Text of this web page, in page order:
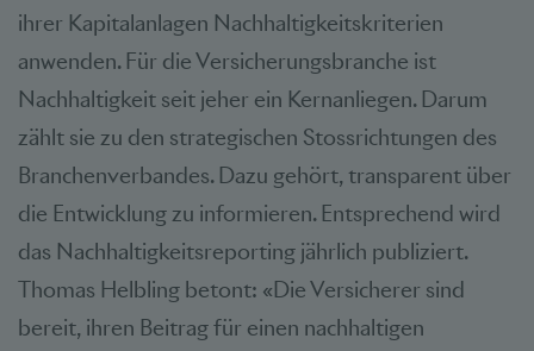
ihrer Kapitalanlagen Nachhaltigkeitskriterien
anwenden. Für die Versicherungsbranche ist
Nachhaltigkeit seit jeher ein Kernanliegen. Darum
zählt sie zu den strategischen Stossrichtungen des
Branchenverbandes. Dazu gehört, transparent über
die Entwicklung zu informieren. Entsprechend wird
das Nachhaltigkeitsreporting jährlich publiziert.
Thomas Helbling betont: «Die Versicherer sind
bereit, ihren Beitrag für einen nachhaltigen